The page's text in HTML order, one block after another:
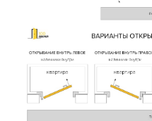
Выберите способ связи